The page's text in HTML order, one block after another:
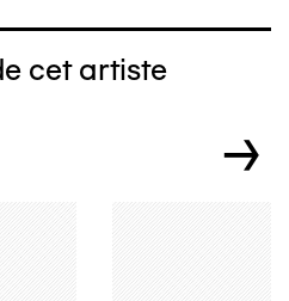
cet artiste
→